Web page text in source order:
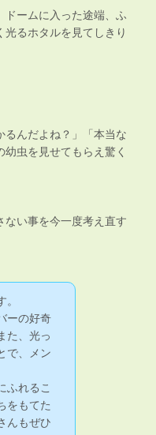
ドームに入った途端、ふ
るホタルを見てしきり
るんだよね？」「本当な
虫を見せてもらえ驚く
ない事を今一度考え直す
ーの好奇
た、光っ
で、メン
ふれるこ
をもてた
んもぜひ